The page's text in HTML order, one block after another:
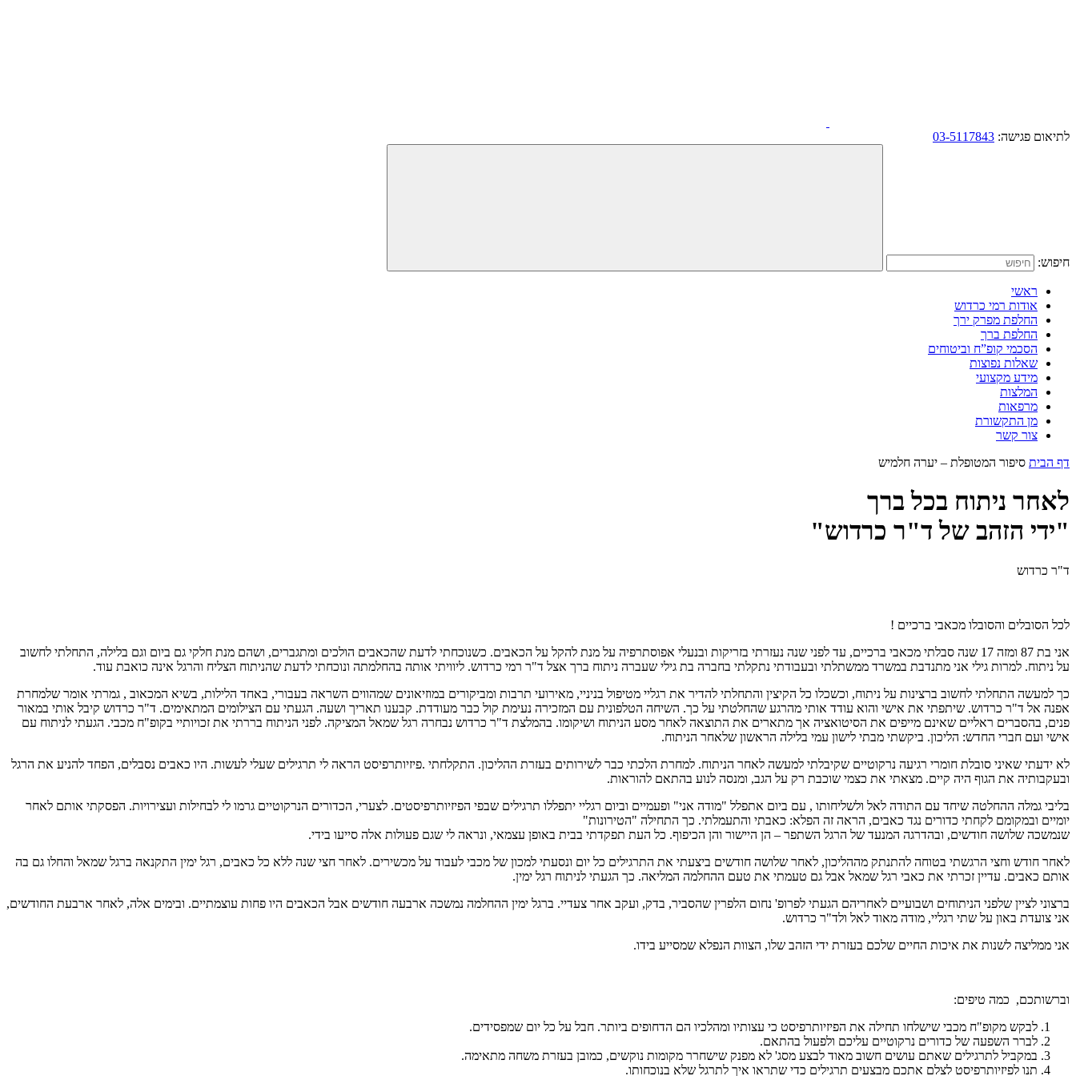
לתיאום פגישה: 03-5117843
חיפוש:
ראשי
אודות רמי כרדוש
החלפת מפרק ירך
החלפת ברך
הסכמי קופ”ח וביטוחים
שאלות נפוצות
מידע מקצועי
המלצות
מרפאות
מן התקשורת
צור קשר
דף הבית סיפור המטופלת – יערה חלמיש
לאחר ניתוח בכל ברך
"ידי הזהב של ד"ר כרדוש"
ד"ר כרדוש
לכל הסובלים והסובלו מכאבי ברכיים !
אני בת 87 ומזה 17 שנה סבלתי מכאבי ברכיים, עד לפני שנה נעזרתי בזריקות ובנעלי אפוסתרפיה על מנת להקל על הכאבים. כשנוכחתי לדעת שהכאבים הולכים ומתגברים, ושהם מנת חלקי גם ביום וגם בלילה, התחלתי לחשוב
על ניתוח. למרות גילי אני מתנדבת במשרד ממשתלתי ובעבודתי נתקלתי בחברה בת גילי שעברה ניתוח ברך אצל ד"ר רמי כרדוש. ליוויתי אותה בהחלמתה ונוכחתי לדעת שהניתוח הצליח והרגל אינה כואבת עוד.
כך למעשה התחלתי לחשוב ברצינות על ניתוח, וכשכלו כל הקיצין והתחלתי להדיר את רגליי מטיפול בניניי, מאירועי תרבות ומביקורים במוזיאונים שמהווים השראה בעבורי, באחד הלילות, בשיא המכאוב , גמרתי אומר שלמחרת
אפנה אל ד"ר כרדוש. שיתפתי את אישי והוא עודד אותי מהרגע שהחלטתי על כך. השיחה הטלפונית עם המזכירה נעימת קול כבר מעודדת. קבענו תאריך ושעה. הגעתי עם הצילומים המתאימים. ד"ר כרדוש קיבל אותי במאור
פנים, בהסברים ראליים שאינם מייפים את הסיטואציה אך מתארים את התוצאה לאחר מסע הניתוח ושיקומו. בהמלצת ד"ר כרדוש נבחרה רגל שמאל המציקה. לפני הניתוח בררתי את זכויותיי בקופ"ח מכבי. הגעתי לניתוח עם
אישי ועם חברי החדש: הליכון. ביקשתי מבתי לישון עמי בלילה הראשון שלאחר הניתוח.
לא ידעתי שאיני סובלת חומרי רגיעה נרקוטיים שקיבלתי למעשה לאחר הניתוח. למחרת הלכתי כבר לשירותים בעזרת ההליכון. התקלחתי .פיזיותרפיסט הראה לי תרגילים שעלי לעשות. היו כאבים נסבלים, הפחד להניע את הרגל
ובעקבותיה את הגוף היה קיים. מצאתי את כצמי שוכבת רק על הגב, ומנסה לנוע בהתאם להוראות.
בליבי גמלה ההחלטה שיחד עם התודה לאל ולשליחותו , עם ביום אתפלל "מודה אני" ופעמיים וביום רגליי יתפללו תרגילים שבפי הפיזיותרפיסטים. לצערי, הכדורים הנרקוטיים גרמו לי לבחילות ועצירויות. הפסקתי אותם לאחר
יומיים ובמקומם לקחתי כדורים נגד כאבים, הראה זה הפלא: כאבתי והתעמלתי. כך התחילה "הטירונות"
שנמשכה שלושה חודשים, ובהדרגה המנעד של הרגל השתפר – הן היישור והן הכיפוף. כל העת תפקדתי בבית באופן עצמאי, ונראה לי שגם פעולות אלה סייעו בידי.
לאחר חודש וחצי הרגשתי בטוחה להתנתק מההליכון, לאחר שלושה חודשים ביצעתי את התרגילים כל יום ונסעתי למכון של מכבי לעבוד על מכשירים. לאחר חצי שנה ללא כל כאבים, רגל ימין התקנאה ברגל שמאל והחלו גם בה
אותם כאבים. עדיין זכרתי את כאבי רגל שמאל אבל גם טעמתי את טעם ההחלמה המליאה. כך הגעתי לניתוח רגל ימין.
ברצוני לציין שלפני הניתוחים ושבועיים לאחריהם הגעתי לפרופ' נחום הלפרין שהסביר, בדק, ועקב אחר צעדיי. ברגל ימין ההחלמה נמשכה ארבעה חודשים אבל הכאבים היו פחות עוצמתיים. ובימים אלה, לאחר ארבעת החודשים,
אני צועדת באון על שתי רגליי, מודה מאוד לאל ולד"ר כרדוש.
אני ממליצה לשנות את איכות החיים שלכם בעזרת ידי הזהב שלו, הצוות הנפלא שמסייע בידו.
וברשותכם, כמה טיפים:
לבקש מקופ"ח מכבי שישלחו תחילה את הפיזיותרפיסט כי עצותיו ומהלכיו הם הדחופים ביותר. חבל על כל יום שמפסידים.
לברר השפעה של כדורים נרקוטיים עליכם ולפעול בהתאם.
במקביל לתרגילים שאתם עושים חשוב מאוד לבצע מסג' לא מפנק שישחרר מקומות נוקשים, כמובן בעזרת משחה מתאימה.
תנו לפיזיותרפיסט לצלם אתכם מבצעים תרגילים כדי שתראו איך לתרגל שלא בנוכחותו.